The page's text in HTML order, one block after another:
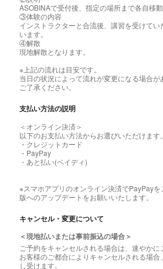
ASOBINAで受付後、指定の場所まで各自移動
③体験の内容
インストラクターと合流後、講習を受けて
います。
④解散
現地解散となります。
※上記の流れは目安です。
当日の状況によって流れが変更になる場合
ご了承ください。
支払い方法の説明
＜オンライン決済＞
以下のお支払い方法からお選びいただけます。
・クレジットカード
・PayPay
・あと払い(ペイディ)
※スマホアプリのオンライン決済でPayPay
版へのアップデートをお願いいたします。
キャンセル・変更について
＜現地払いまたは事前振込の場合＞
ご予約をキャンセルされる場合は、速やかに
お客様のご都合によりキャンセルされる場
し受けます。